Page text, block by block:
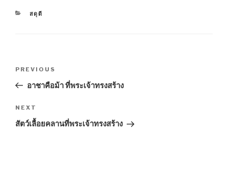
CATEGORIES
สดุดี
Previous
Post
PREVIOUS
อาชาคือม้า ที่พระเจ้าทรงสร้าง
Next
Post
NEXT
สัตว์เลื้อยคลานที่พระเจ้าทรงสร้าง